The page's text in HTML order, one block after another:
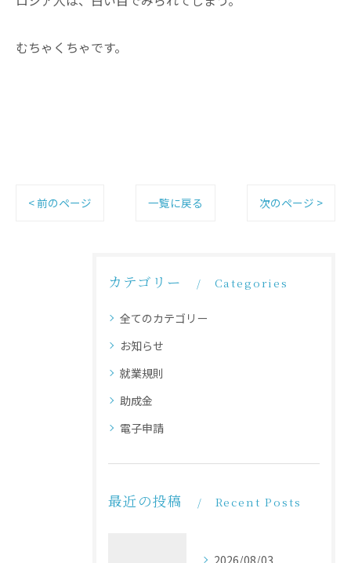
むちゃくちゃです。
< 前のページ 一覧に戻る 次のページ >
カテゴリー Categories
全てのカテゴリー
お知らせ
就業規則
助成金
電子申請
最近の投稿 Recent Posts
2026/08/03